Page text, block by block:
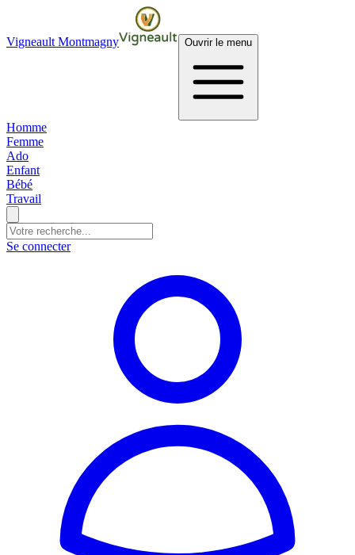
Vigneault Montmagny Ouvrir le menu
Homme
Femme
Ado
Enfant
Bébé
Travail
Se connecter